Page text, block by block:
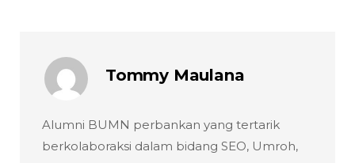
Tommy Maulana
Alumni BUMN perbankan yang tertarik
berkolaboraksi dalam bidang SEO, Umroh,